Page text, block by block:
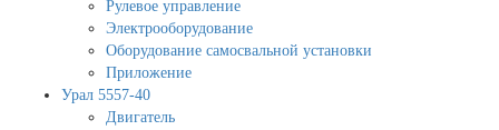
Рулевое управление
Электрооборудование
Оборудование самосвальной установки
Приложение
Урал 5557-40
Двигатель